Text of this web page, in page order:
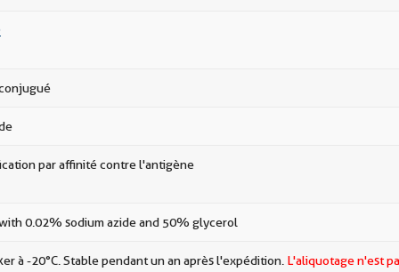
par affinité contre l'antigène
0.02% sodium azide and 50% glycerol
à -20°C. Stable pendant un an après l'expédition. L'aliquotage n'est